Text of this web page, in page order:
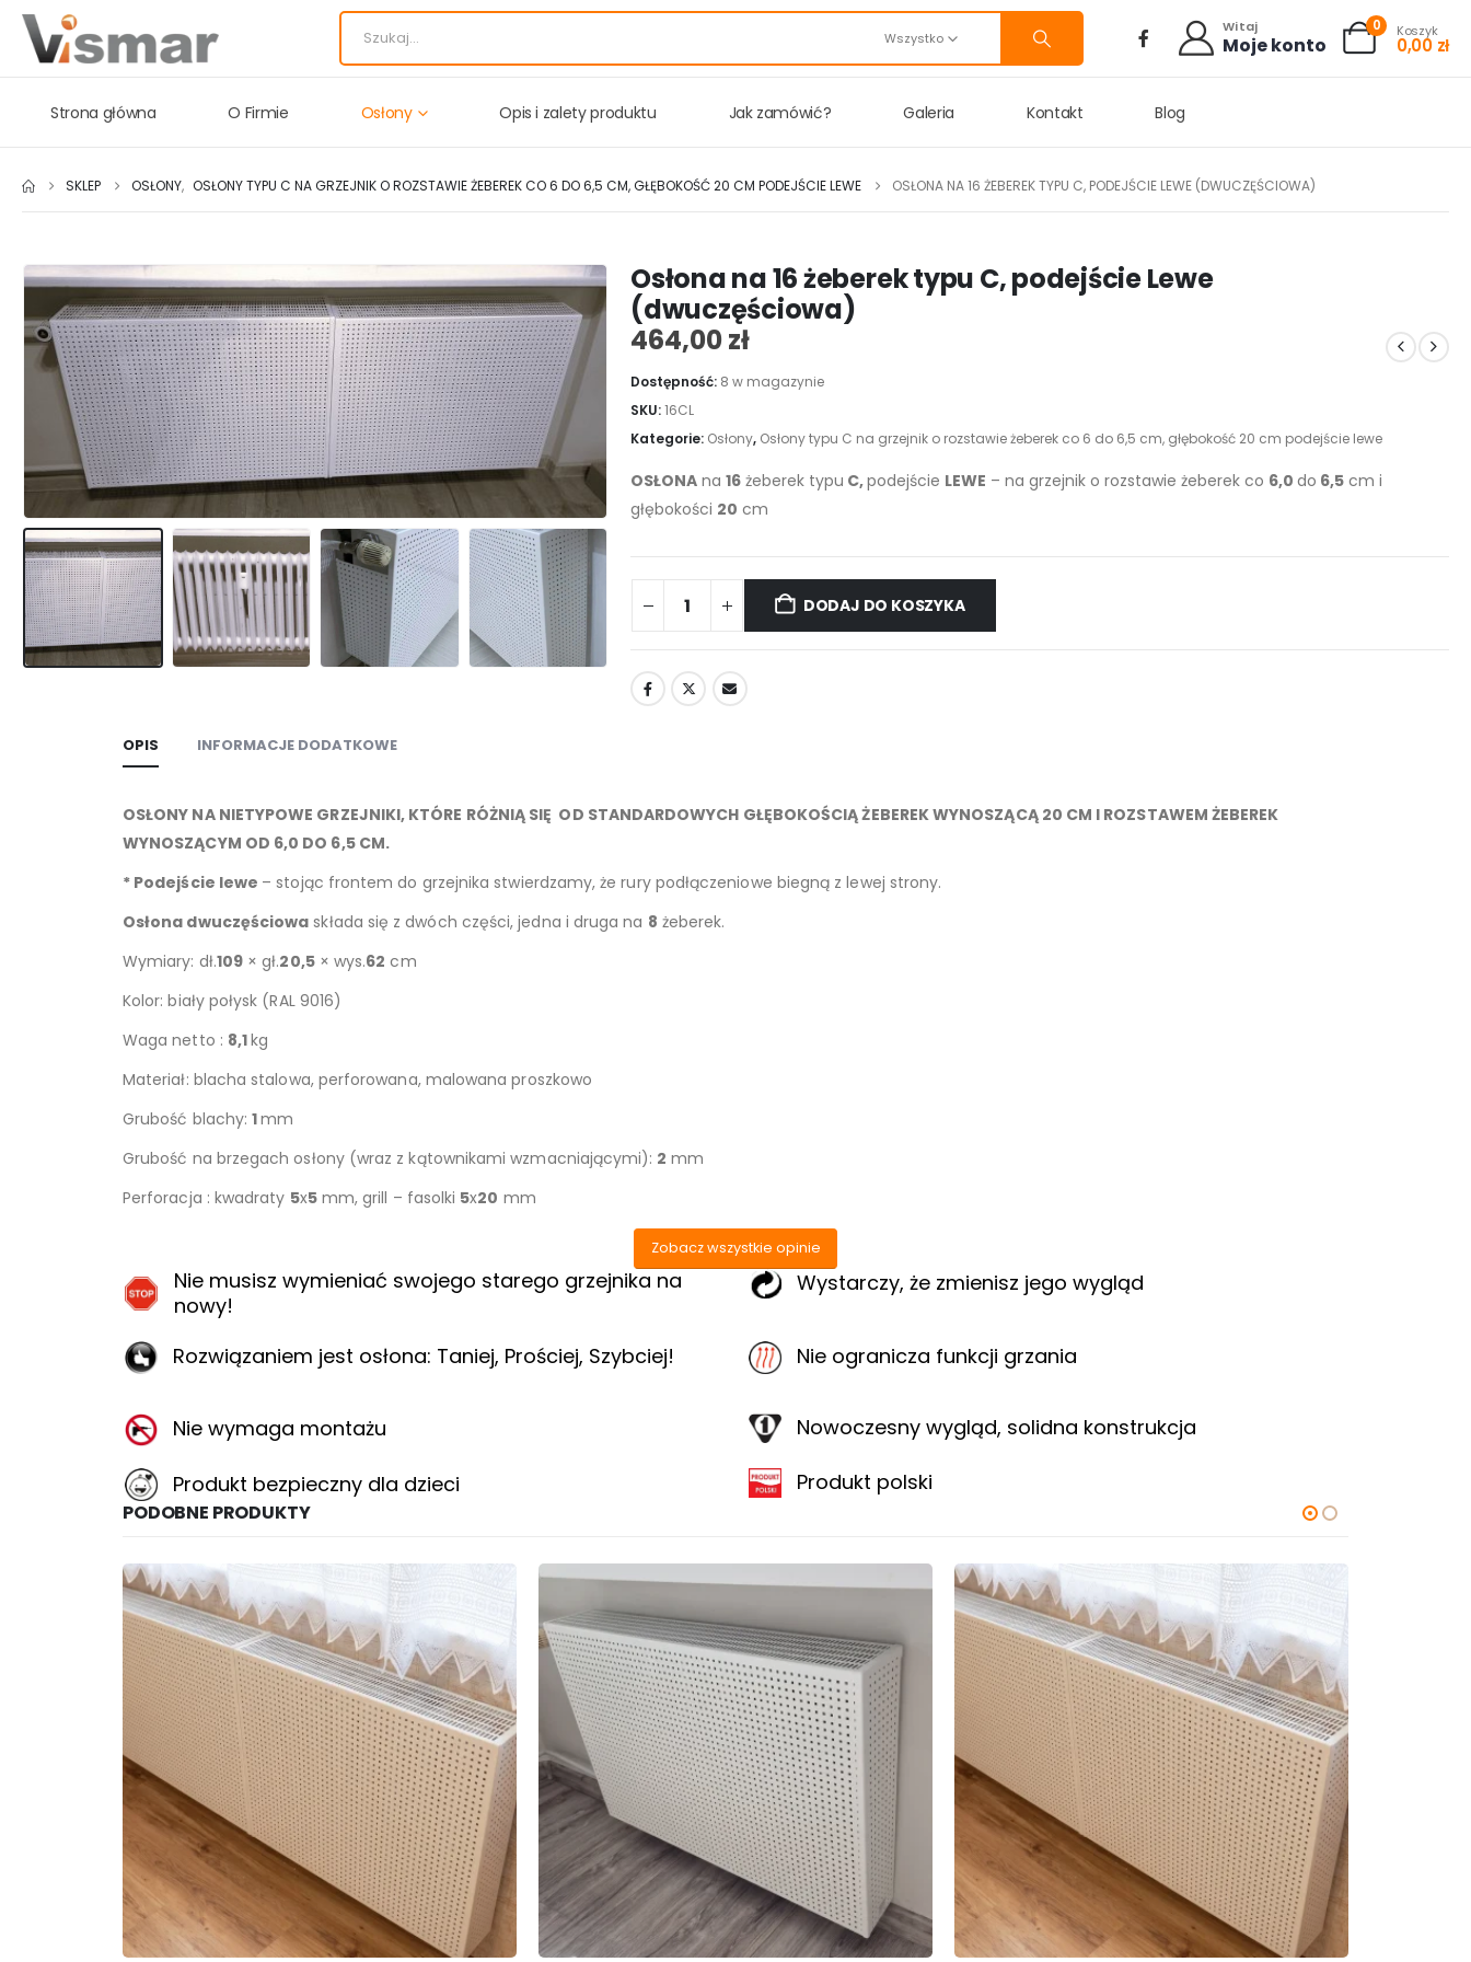
Wszystko
Witaj
Moje konto
0 Koszyk
0,00 zł
Strona główna O Firmie Osłony Opis i zalety produktu Jak zamówić? Galeria Kontakt Blog
SKLEP OSŁONY, OSŁONY TYPU C NA GRZEJNIK O ROZSTAWIE ŻEBEREK CO 6 DO 6,5 CM, GŁĘBOKOŚĆ 20 CM PODEJŚCIE LEWE OSŁONA NA 16 ŻEBEREK TYPU C, PODEJŚCIE LEWE (DWUCZĘŚCIOWA)
Osłona na 16 żeberek typu C, podejście Lewe
(dwuczęściowa)
464,00zł
Dostępność: 8 w magazynie
SKU:16CL
Kategorie: Osłony, Osłony typu C na grzejnik o rozstawie żeberek co 6 do 6,5 cm, głębokość 20 cm podejście lewe
OSŁONA na16 żeberek typu C,podejście LEWE – na grzejnik o rozstawie żeberek co 6,0do 6,5 cm i
głębokości 20 cm
DODAJ DO KOSZYKA
OPIS INFORMACJE DODATKOWE
OSŁONY NA NIETYPOWE GRZEJNIKI, KTÓRE RÓŻNIĄ SIĘ OD STANDARDOWYCH GŁĘBOKOŚCIĄ ŻEBEREK WYNOSZĄCĄ 20 CM I ROZSTAWEM ŻEBEREK
WYNOSZĄCYM OD 6,0 DO 6,5 CM.
* Podejście lewe – stojąc frontem do grzejnika stwierdzamy, że rury podłączeniowe biegną z lewej strony.
Osłona dwuczęściowa składa się z dwóch części, jedna i druga na 8 żeberek.
Wymiary: dł.109 × gł.20,5× wys.62 cm
Kolor: biały połysk (RAL 9016)
Waga netto : 8,1kg
Materiał: blacha stalowa, perforowana, malowana proszkowo
Grubość blachy:1mm
Grubość na brzegach osłony (wraz z kątownikami wzmacniającymi): 2 mm
Perforacja : kwadraty 5x5mm, grill – fasolki 5x20 mm
Zobacz wszystkie opinie
Nie musisz wymieniać swojego starego grzejnika na
nowy!
Wystarczy, że zmienisz jego wygląd
Rozwiązaniem jest osłona: Taniej, Prościej, Szybciej! Nie ogranicza funkcji grzania
Nie wymaga montażu Nowoczesny wygląd, solidna konstrukcja
Produkt bezpieczny dla dzieci Produkt polski
PODOBNE PRODUKTY